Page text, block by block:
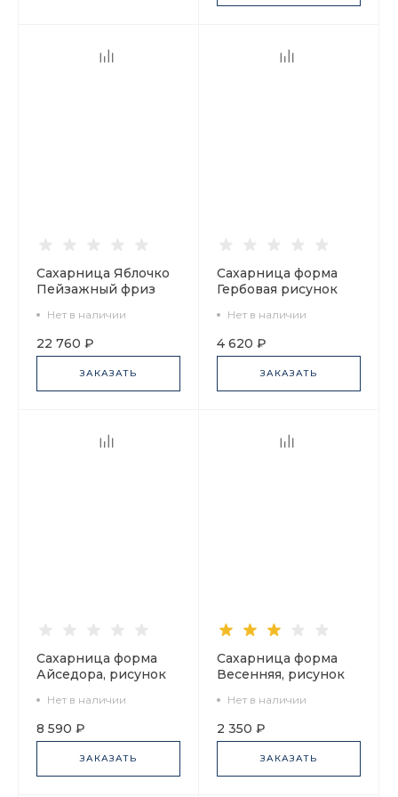
Сахарница Яблочко
Пейзажный фриз
Нет в наличии
22 760 ₽
ЗАКАЗАТЬ
Сахарница форма
Гербовая рисунок
80.87317.00.1
Нет в наличии
4 620 ₽
ЗАКАЗАТЬ
Сахарница форма
Айседора, рисунок
80.89406.00.1
Нет в наличии
8 590 ₽
ЗАКАЗАТЬ
Сахарница форма
Весенняя, рисунок
80.06892.00.1
Нет в наличии
2 350 ₽
ЗАКАЗАТЬ